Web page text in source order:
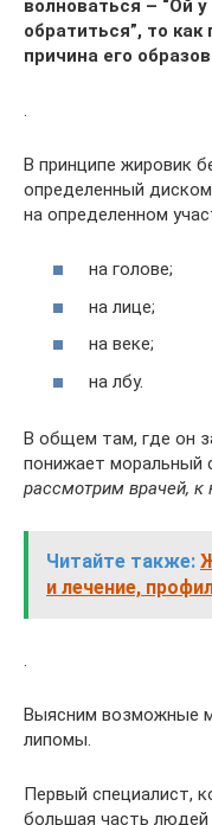
волноваться – “Ой
обратиться”, то
причина его
В принципе жировик
определенный
на определенном
на голове;
на лице;
на веке;
на лбу.
В общем там, где он
понижает моральный
рассмотрим врачей,
Читайте также:
и лечение,
Выясним возможные
липомы.
Первый специалист,
большая часть людей